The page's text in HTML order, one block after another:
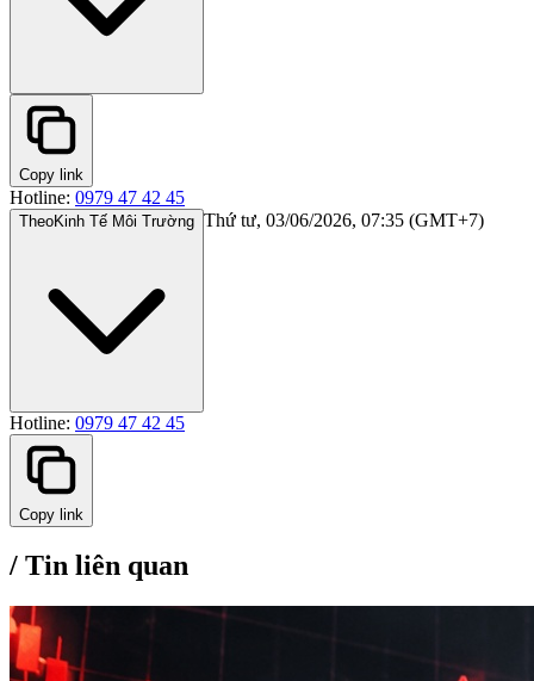
Copy link
Hotline: 0979 47 42 45
TheoKinh Tế Môi Trường Thứ tư, 03/06/2026, 07:35 (GMT+7)
Hotline: 0979 47 42 45
Copy link
/ Tin liên quan